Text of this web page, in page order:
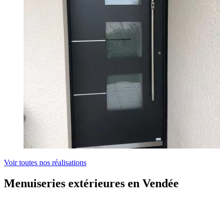
Voir toutes nos réalisations
Menuiseries extérieures en Vendée